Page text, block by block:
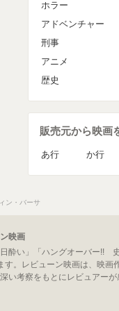
ホラー
アドベンチャー
刑事
アニメ
歴史
販売元から映画
あ行 か行
ン・バーサ
映画
い」「ハングオーバー!!
。レビューン映画は、映
い考察をもとにレビュアー